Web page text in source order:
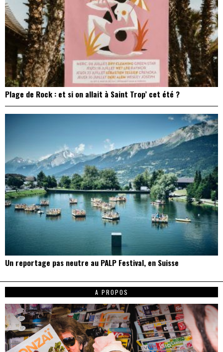
Plage de Rock : et si on allait à Saint Trop’ cet été ?
Un reportage pas neutre au PALP Festival, en Suisse
A PROPOS